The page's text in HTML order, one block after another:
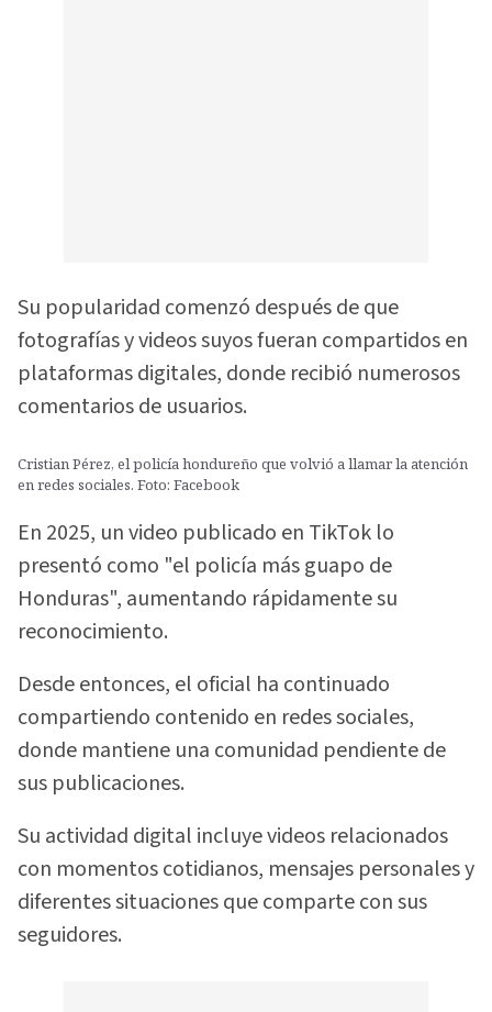
Su popularidad comenzó después de que
fotografías y videos suyos fueran compartidos en
plataformas digitales, donde recibió numerosos
comentarios de usuarios.
Cristian Pérez, el policía hondureño que volvió a llamar la atención
en redes sociales. Foto: Facebook
En 2025, un video publicado en TikTok lo
presentó como "el policía más guapo de
Honduras", aumentando rápidamente su
reconocimiento.
Desde entonces, el oficial ha continuado
compartiendo contenido en redes sociales,
donde mantiene una comunidad pendiente de
sus publicaciones.
Su actividad digital incluye videos relacionados
con momentos cotidianos, mensajes personales y
diferentes situaciones que comparte con sus
seguidores.